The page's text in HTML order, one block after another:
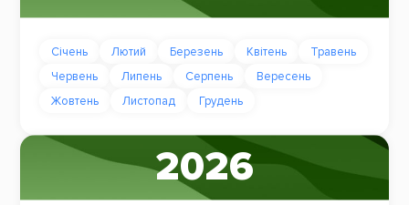
Січень Лютий Березень Квітень
Травень
Червень
Липень Серпень
Вересень
Жовтень
Листопад Грудень
2026